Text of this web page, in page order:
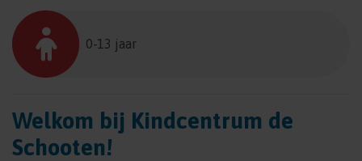
0-13 jaar
Welkom bij Kindcentrum de
Schooten!